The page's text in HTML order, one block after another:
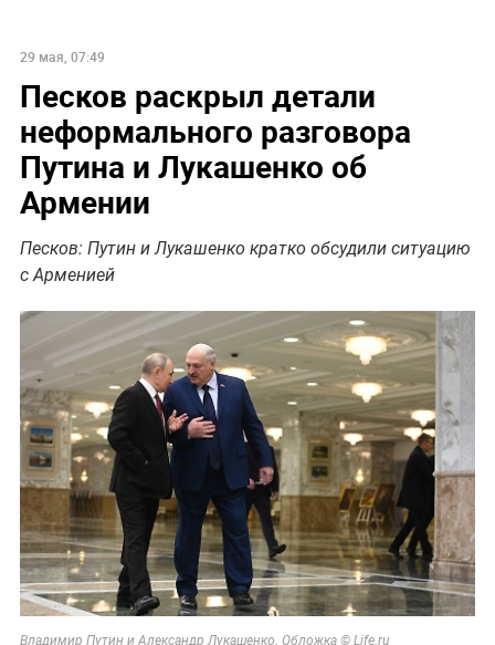
29 мая, 07:49
Песков раскрыл детали
неформального разговора
Путина и Лукашенко об
Армении
Песков: Путин и Лукашенко кратко обсудили ситуацию
с Арменией
Владимир Путин и Александр Лукашенко. Обложка © Life.ru